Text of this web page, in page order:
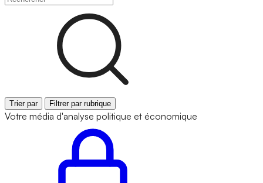
Trier par Filtrer par rubrique
Votre média d'analyse politique et économique